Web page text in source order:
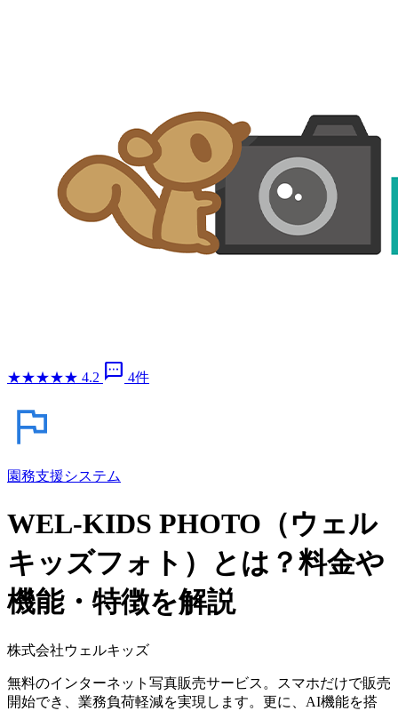
★★★★★ 4.2 sms 4件
園務支援システム
WEL-KIDS PHOTO（ウェル
キッズフォト）とは？料金や
機能・特徴を解説
株式会社ウェルキッズ
無料のインターネット写真販売サービス。スマホだけで販売
開始でき、業務負荷軽減を実現します。更に、AI機能を搭